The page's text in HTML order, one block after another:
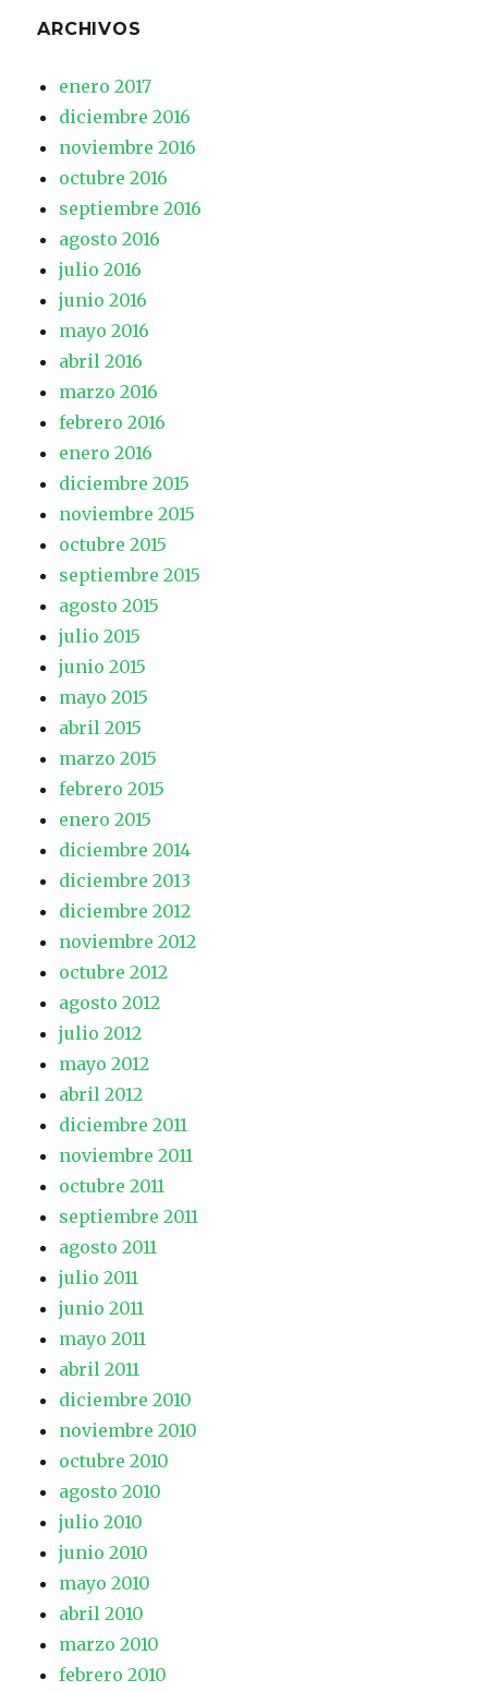
ARCHIVOS
enero 2017
diciembre 2016
noviembre 2016
octubre 2016
septiembre 2016
agosto 2016
julio 2016
junio 2016
mayo 2016
abril 2016
marzo 2016
febrero 2016
enero 2016
diciembre 2015
noviembre 2015
octubre 2015
septiembre 2015
agosto 2015
julio 2015
junio 2015
mayo 2015
abril 2015
marzo 2015
febrero 2015
enero 2015
diciembre 2014
diciembre 2013
diciembre 2012
noviembre 2012
octubre 2012
agosto 2012
julio 2012
mayo 2012
abril 2012
diciembre 2011
noviembre 2011
octubre 2011
septiembre 2011
agosto 2011
julio 2011
junio 2011
mayo 2011
abril 2011
diciembre 2010
noviembre 2010
octubre 2010
agosto 2010
julio 2010
junio 2010
mayo 2010
abril 2010
marzo 2010
febrero 2010